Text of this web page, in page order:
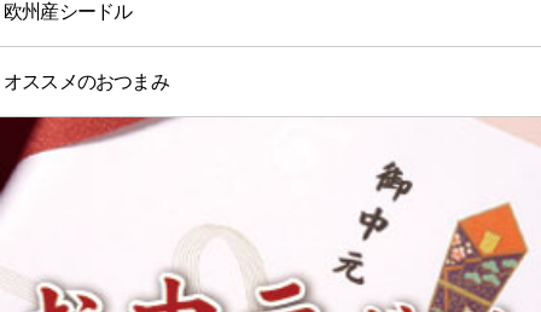
欧州産シードル
オススメのおつまみ